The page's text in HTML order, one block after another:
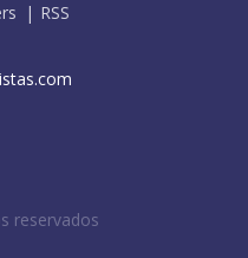
RSS
reservados